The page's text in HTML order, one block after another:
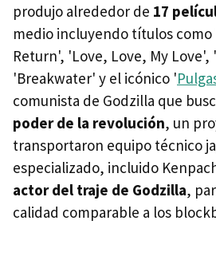
produjo alrededor de 17
medio incluyendo títulos como
Return', 'Love, Love, My Love',
'Breakwater' y el icónico '
comunista de Godzilla que
poder de la revolución, un
transportaron equipo técnico
especializado, incluido
actor del traje de Godzilla,
calidad comparable a los